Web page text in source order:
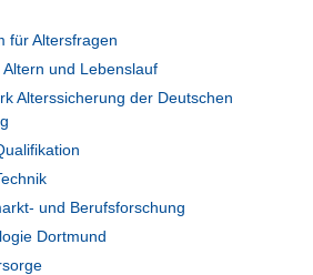
für Altersfragen
und Lebenslauf
Alterssicherung der Deutschen
und Berufsforschung
Dortmund